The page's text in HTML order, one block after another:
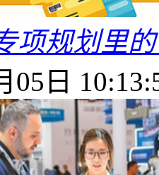
项规划里
05日